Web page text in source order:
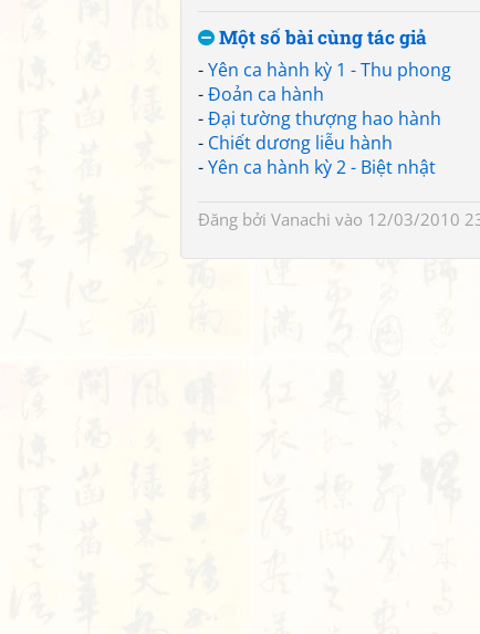
Một số bài cùng tác giả
-Yên ca hành kỳ 1 - Thu phong
-Đoản ca hành
-Đại tường thượng hao hành
- Chiết dương liễu hành
-Yên ca hành kỳ 2 - Biệt nhật
Đăng bởi Vanachi vào 12/03/2010